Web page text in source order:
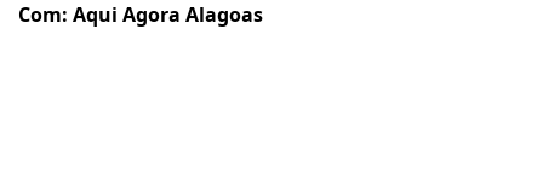
Com: Aqui Agora Alagoas